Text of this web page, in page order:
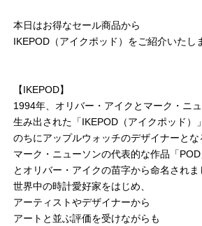
本日はお得なセール商品から
IKEPOD（アイクポッド）をご紹介いたし
【IKEPOD】
1994年、オリバー・アイクとマーク・ニ
生み出された「IKEPOD（アイクポッド）」
のちにアップルウォッチのデザイナーとな
マーク・ニューソンの代表的な作品「POD
とオリバー・アイクの苗字から命名されま
世界中の時計愛好家をはじめ、
アーティストやデザイナーから
アートと並ぶ評価を受けながらも